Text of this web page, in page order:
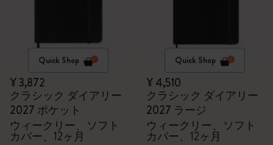
Quick Shop
¥ 3,872
クラシック ダイアリー
2027 ポケット
ウィークリー、ソフト
カバー、12ヶ月
Quick Shop
¥ 4,510
クラシック ダイアリー
2027 ラージ
ウィークリー、ソフト
カバー、12ヶ月